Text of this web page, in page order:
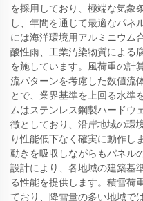
を採用しており、極端な気象
し、年間を通じて最適なパネ
には海洋環境用アルミニウム
酸性雨、工業汚染物質による
を施しています。風荷重の計
流パターンを考慮した数値流
とで、業界基準を上回る水準
ムはステンレス鋼製ハードウ
徴としており、沿岸地域の環
り性能低下なく確実に動作し
動きを吸収しながらもパネル
設計により、各地域の建築基
る性能を提供します。積雪荷
ており、降雪量の多い地域で